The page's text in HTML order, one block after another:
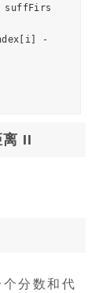
suffFirs
i
-
离 II
分数和代